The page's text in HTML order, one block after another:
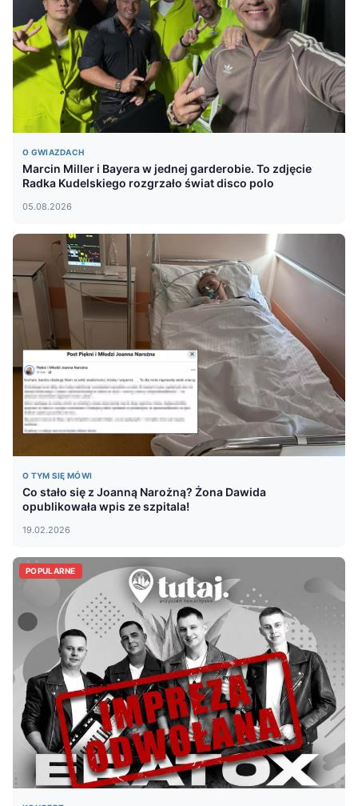
O GWIAZDACH
Marcin Miller i Bayera w jednej garderobie. To zdjęcie
Radka Kudelskiego rozgrzało świat disco polo
05.08.2026
O TYM SIĘ MÓWI
Co stało się z Joanną Narożną? Żona Dawida
opublikowała wpis ze szpitala!
19.02.2026
POPULARNE